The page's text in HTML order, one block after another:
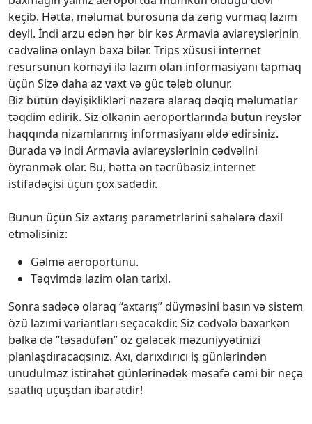
keçib. Hətta, məlumat bürosuna da zəng vurmaq lazım
deyil. İndi arzu edən hər bir kəs Armavia aviareyslərinin
cədvəlinə onlayn baxa bilər. Trips xüsusi internet
resursunun köməyi ilə lazım olan informasiyanı tapmaq
üçün Sizə daha az vaxt və güc tələb olunur.
Biz bütün dəyişiklikləri nəzərə alaraq dəqiq məlumatlar
təqdim edirik. Siz ölkənin aeroportlarında bütün reyslər
haqqında nizamlanmış informasiyanı əldə edirsiniz.
Burada və indi Armavia aviareyslərinin cədvəlini
öyrənmək olar. Bu, hətta ən təcrübəsiz internet
istifadəçisi üçün çox sadədir.
Bunun üçün Siz axtarış parametrlərini sahələrə daxil
etməlisiniz:
Gəlmə aeroportunu.
Təqvimdə lazim olan tarixi.
Sonra sadəcə olaraq “axtarış” düyməsini basın və sistem
özü lazımi variantları seçəcəkdir. Siz cədvələ baxarkən
bəlkə də “təsadüfən” öz gələcək məzuniyyətinizi
planlaşdıracaqsınız. Axı, darıxdırıcı iş günlərindən
unudulmaz istirahət günlərinədək məsafə cəmi bir neçə
saatlıq uçuşdan ibarətdir!